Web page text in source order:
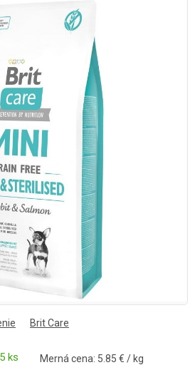
Brit Care
ks Merná cena: 5.85 € / kg